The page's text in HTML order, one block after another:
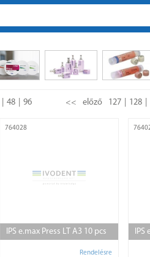
48 96 << előző 127 128
764028
IPS e.max Press LT A3 10 pcs
Rendelésre